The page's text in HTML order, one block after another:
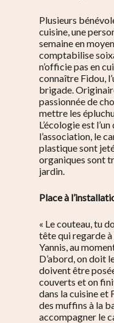
Plusieurs
cuisine, une
semaine en
comptabilise
n’officie pas en
connaître Fidou,
brigade.
passionnée de
mettre les
L’écologie est
l’association, le
plastique sont
organiques sont
jardin.
Place à
« Le couteau, tu
tête qui regarde à
Yannis, au
D’abord, on doit
doivent être
couverts et on
dans la cuisine
des muffins à la
accompagner le